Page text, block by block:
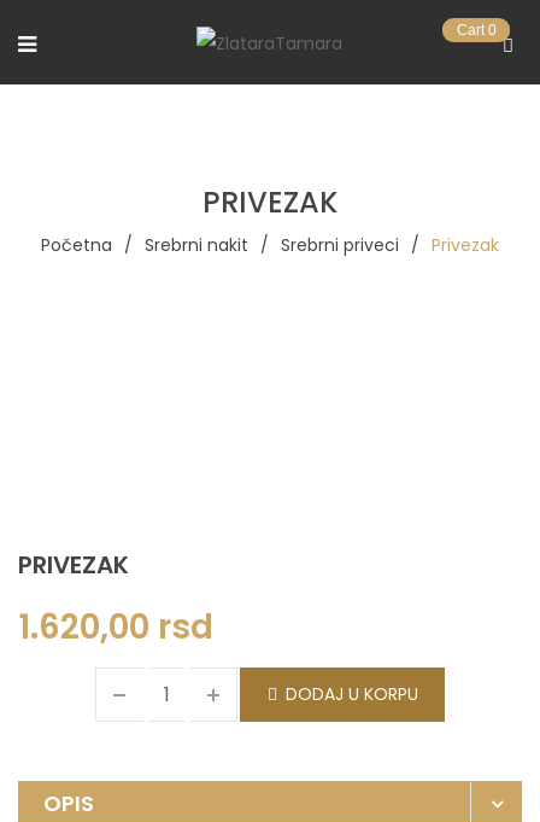
Cart 0
PRIVEZAK
Početna / Srebrni nakit / Srebrni priveci / Privezak
PRIVEZAK
1.620,00 rsd
DODAJ U KORPU
OPIS